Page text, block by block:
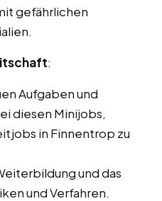
gefährlichen
:
Aufgaben und
diesen Minijobs,
in Finnentrop zu
und das
und Verfahren.